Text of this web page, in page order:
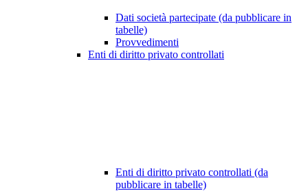
Dati società partecipate (da pubblicare in
tabelle)
Provvedimenti
Enti di diritto privato controllati
Enti di diritto privato controllati (da
pubblicare in tabelle)